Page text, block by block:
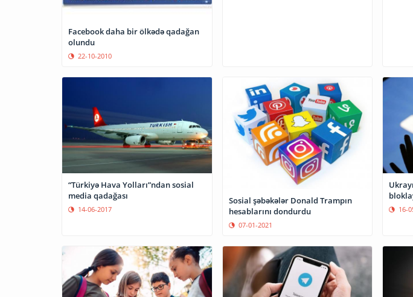
Facebook daha bir ölkədə qadağan
olundu
22-10-2010
“Türkiyə Hava Yolları”ndan sosial
media qadağası
14-06-2017
Sosial şəbəkələr Donald Trampın
hesablarını dondurdu
07-01-2021
16-